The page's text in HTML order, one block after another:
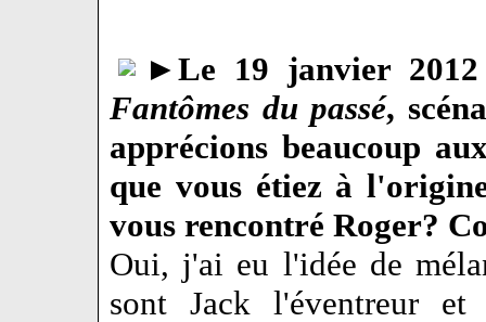
►Le 19 janvier
Fantômes du passé,
apprécions beaucoup
que vous étiez à
vous rencontré Roger?
Oui, j'ai eu l'idée de
sont Jack l'éventreur